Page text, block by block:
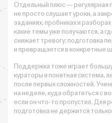
Отдельный плюс — регулярная
не просто слушает уроки, а
заданиях, пробниках и
какие темы уже получаются, а
снижает тревогу: подготовка
и превращается в конкретные
Поддержка тоже играет
кураторы и понятная система,
после первых сложностей.
на неделе, куда обратиться с
если он что-то пропустил. Для
подготовка не держится